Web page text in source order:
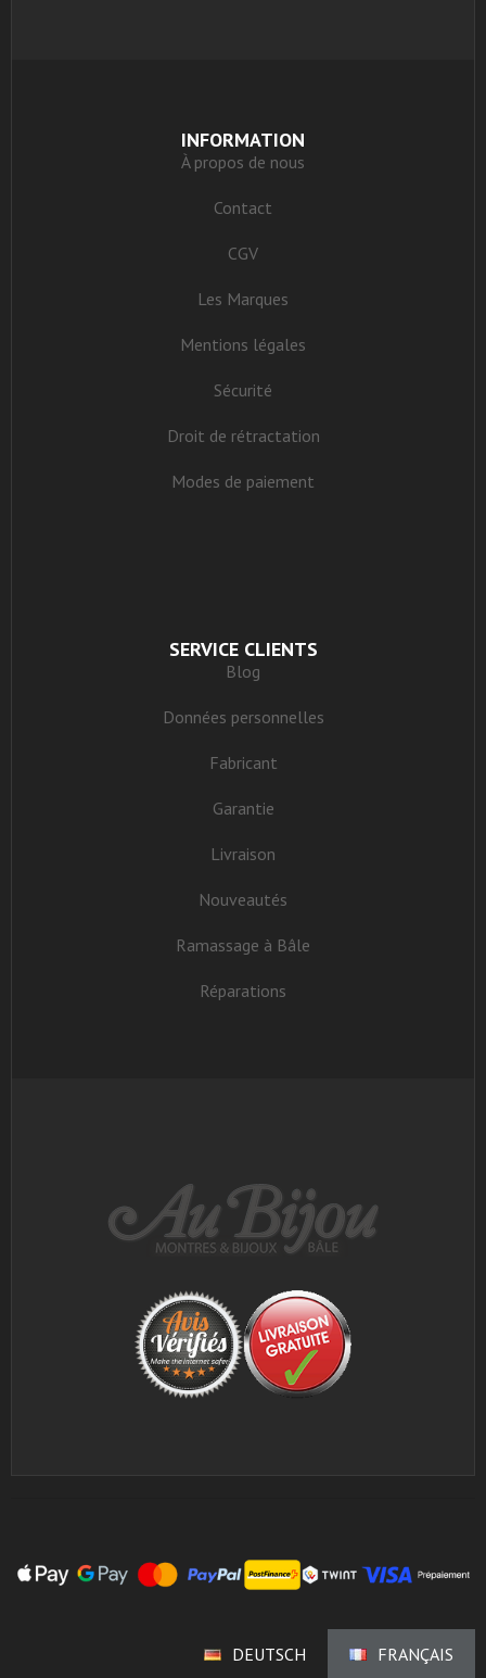
INFORMATION
À propos de nous
Contact
CGV
Les Marques
Mentions légales
Sécurité
Droit de rétractation
Modes de paiement
SERVICE CLIENTS
Blog
Données personnelles
Fabricant
Garantie
Livraison
Nouveautés
Ramassage à Bâle
Réparations
DEUTSCH FRANÇAIS